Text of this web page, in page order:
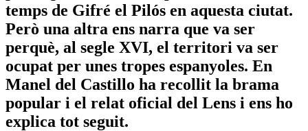
temps de Gifré el Pilós en aquesta ciutat.
Però una altra ens narra que va ser
perquè, al segle XVI, el territori va ser
ocupat per unes tropes espanyoles. En
Manel del Castillo ha recollit la brama
popular i el relat oficial del Lens i ens ho
explica tot seguit.